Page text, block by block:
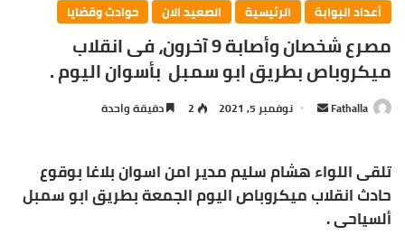
أعداد البوابة
الرئيسية الصعيد الان حوادث وقضايا
مصرع شخصان وأصابة 9 آخرون، فى انقلاب
ميكروباص بطريق ابو سمبل بأسوان اليوم .
Fathalla
أرسل نوفمبر 5, 2021 2 دقيقة واحدة
تلقى اللواء هشام سليم مدير امن اسوان بلاغا بوقوع
حادث انقلاب ميكروباص اليوم الجمعة بطريق ابو سمبل
ألسياحى .